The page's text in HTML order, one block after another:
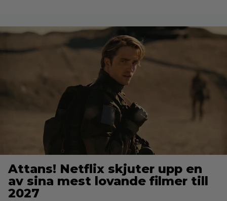
Attans! Netflix skjuter upp en
av sina mest lovande filmer till
2027